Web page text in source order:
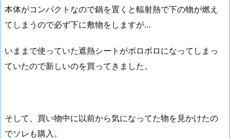
本体がコンパクトなので鍋を置くと輻射熱で下の物が燃え
てしまうので必ず下に敷物をしますが…
いままで使っていた遮熱シートがボロボロになってしまっ
ていたので新しいのを買ってきました。
そして、買い物中に以前から気になってた物を見かけたの
でソレも購入。